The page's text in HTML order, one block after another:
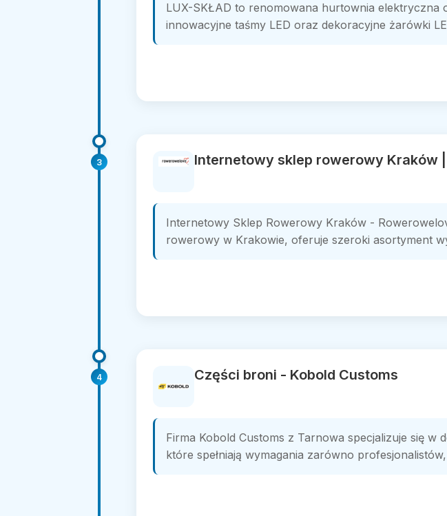
LUX-SKŁAD to renomowana hurtownia
innowacyjne taśmy LED oraz dekoracyjne żarówki
3 Internetowy sklep rowerowy Kraków
Internetowy Sklep Rowerowy Kraków -
rowerowy w Krakowie, oferuje szeroki asortyment
4 Części broni - Kobold Customs
Firma Kobold Customs z Tarnowa specjalizuje się
które spełniają wymagania zarówno profesjonalistów,